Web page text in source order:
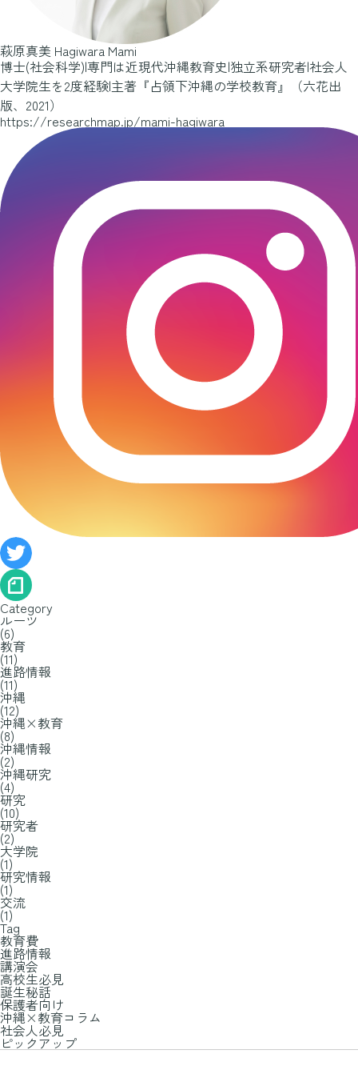
萩原真美 Hagiwara Mami
博士(社会科学)|専門は近現代沖縄教育史|独立系研究者|社会人
大学院生を2度経験|主著『占領下沖縄の学校教育』（六花出
版、2021）
https://researchmap.jp/mami-hagiwara
Category
ルーツ
(6)
教育
(11)
進路情報
(11)
沖縄
(12)
沖縄×教育
(8)
沖縄情報
(2)
沖縄研究
(4)
研究
(10)
研究者
(2)
大学院
(1)
研究情報
(1)
交流
(1)
Tag
教育費
進路情報
講演会
高校生必見
誕生秘話
保護者向け
沖縄×教育コラム
社会人必見
ピックアップ